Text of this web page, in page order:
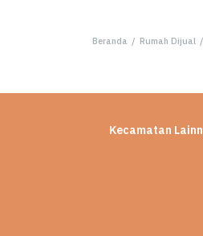
Beranda / Rumah Dijual /
Kecamatan